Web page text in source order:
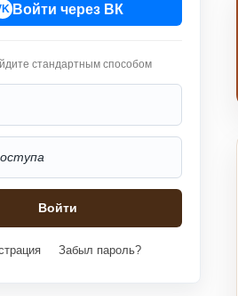
Войти через ВК
стандартным способом
Забыл пароль?